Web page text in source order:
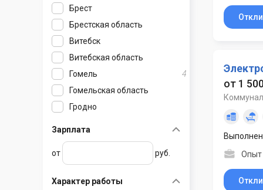
Березино
Борисов
Боровляны
Вилейка
Воложин
Гатово
Дзержинск
Жодино
Брест
Брестская область
Барановичи
Белоозерск
Береза
Высокое
Ганцевичи
Дрогичин
Витебск
Витебская область
Барань
Бешенковичи
Браслав
Глубокое
Гомель
4
Гомельская область
Брагин
Василевичи
Гродно
Березовка
Большая Берестовица
Могилёв
Зарплата
от руб.
Характер работы
от 1
Опыт